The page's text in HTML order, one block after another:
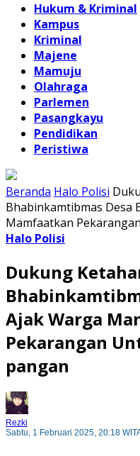
Hukum & Kriminal
Kampus
Kriminal
Majene
Mamuju
Olahraga
Parlemen
Pasangkayu
Pendidikan
Peristiwa
Beranda Halo Polisi
Bhabinkamtibmas Desa
Mamfaatkan
Halo Polisi
Dukung
Ajak Warga
Pekarangan
pangan
Rezki
Sabtu, 1 Februari 2025, 20:18